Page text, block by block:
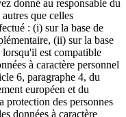
donné au responsable du
que celles
: (i) sur la base de
(ii) sur la base
est compatible
à caractère personnel
6, paragraphe 4, du
européen et du
des personnes
données à caractère